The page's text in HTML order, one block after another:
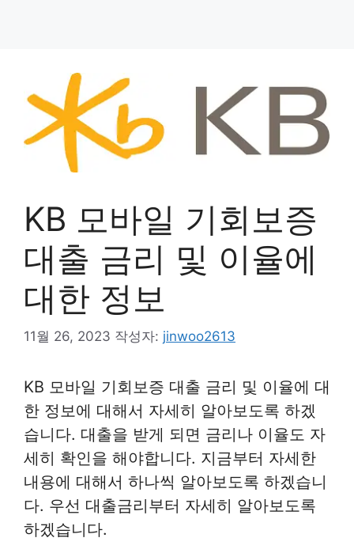
KB 모바일 기회보증
대출 금리 및 이율에
대한 정보
11월 26, 2023 작성자: jinwoo2613
KB 모바일 기회보증 대출 금리 및 이율에 대
한 정보에 대해서 자세히 알아보도록 하겠
습니다. 대출을 받게 되면 금리나 이율도 자
세히 확인을 해야합니다. 지금부터 자세한
내용에 대해서 하나씩 알아보도록 하겠습니
다. 우선 대출금리부터 자세히 알아보도록
하겠습니다.